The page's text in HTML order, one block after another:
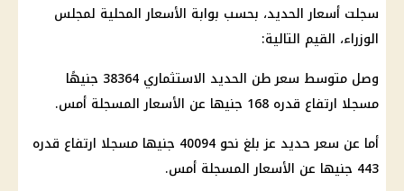
سجلت أسعار الحديد، بحسب بوابة الأسعار المحلية لمجلس
الوزراء، القيم التالية:
وصل متوسط سعر طن الحديد الاستثماري 38364 جنيهًا
مسجلا ارتفاع قدره 168 جنيها عن الأسعار المسجلة أمس.
أما عن سعر حديد عز بلغ نحو 40094 جنيها مسجلا ارتفاع قدره
443 جنيها عن الأسعار المسجلة أمس.